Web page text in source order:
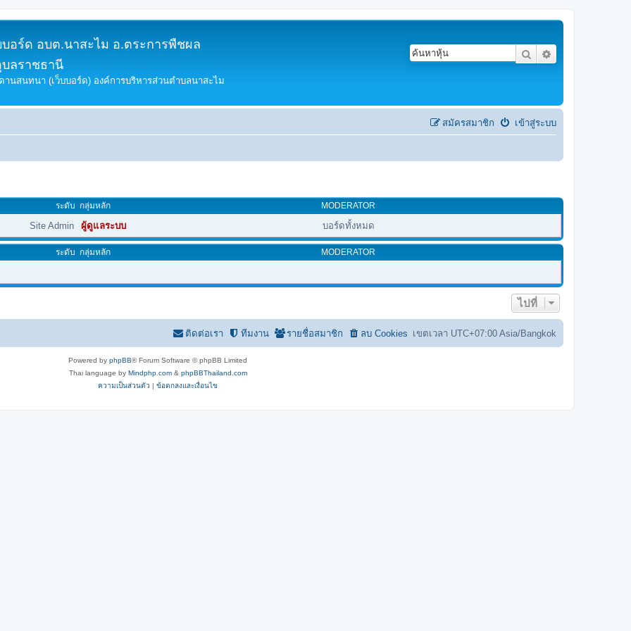
บอร์ด อบต.นาสะไม อ.ตระการพืชผล
บลราชธานี
านสนทนา (เว็บบอร์ด) องค์การบริหารส่วนตำบลนาสะไม
ค้นหา
เข้าสู่ระบบ
สมัครสมาชิก
ระดับ กลุ่มหลัก MODERATOR
Site Admin ผู้ดูแลระบบ บอร์ดทั้งหมด
ระดับ กลุ่มหลัก MODERATOR
ไปที่
เขตเวลา UTC+07:00 Asia/Bangkok
ลบ Cookies
รายชื่อสมาชิก
ทีมงาน
ติดต่อเรา
Powered by phpBB® Forum Software © phpBB Limited
Thai language by Mindphp.com& phpBBThailand.com
ความเป็นส่วนตัว | ข้อตกลงและเงื่อนไข